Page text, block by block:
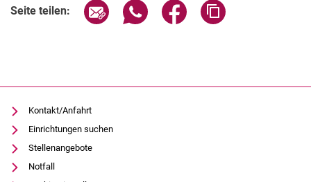
Seite teilen: Seite über E-Mail teilen
Seite über WhatsApp teilen
Seite über Facebook
Kontakt/Anfahrt
Einrichtungen suchen
Stellenangebote
Notfall